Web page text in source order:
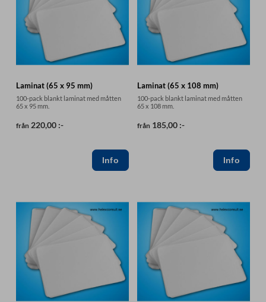
Laminat (65 x 95 mm)
100-pack blankt laminat med måtten
65 x 95 mm.
från 220,00 :-
Laminat (65 x 108 mm)
100-pack blankt laminat med måtten
65 x 108 mm.
från 185,00 :-